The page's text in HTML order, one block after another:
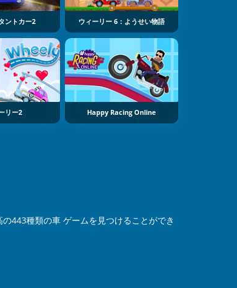
ントカー2 ウィーリー 6：ようせい物語
リー2 Happy Racing Online
443種類の車 ゲームを見つけることができ